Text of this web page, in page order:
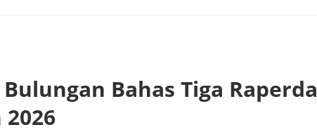
Bahas Tiga Raperda